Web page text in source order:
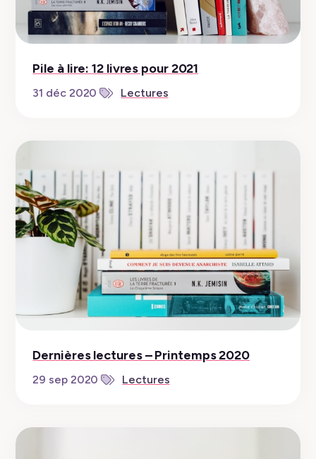
Pile à lire: 12 livres pour 2021
31 déc 2020 Lectures
Dernières lectures – Printemps 2020
29 sep 2020 Lectures